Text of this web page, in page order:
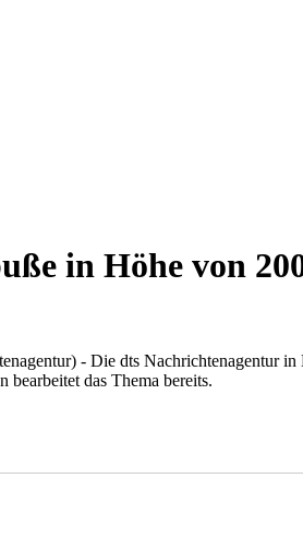
in Höhe von
- Die dts Nachrichtenagentur
das Thema bereits.